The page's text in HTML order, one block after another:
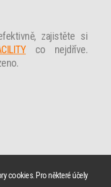
zajistěte si
co nejdříve.
cookies. Pro některé účely